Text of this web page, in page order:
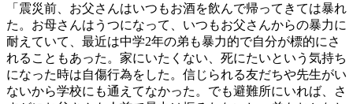
「震災前、お父さんはいつもお酒を飲んで帰ってきては暴れ
た。お母さんはうつになって、いつもお父さんからの暴力に
耐えていて、最近は中学2年の弟も暴力的で自分が標的にさ
れることもあった。家にいたくない、死にたいという気持ち
になった時は自傷行為をした。信じられる友だちや先生がい
ないから学校にも通えてなかった。でも避難所にいれば、さ